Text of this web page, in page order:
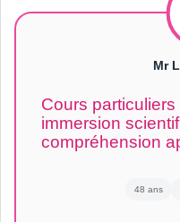
Mr
Cours
immersion
compréhension
48 ans